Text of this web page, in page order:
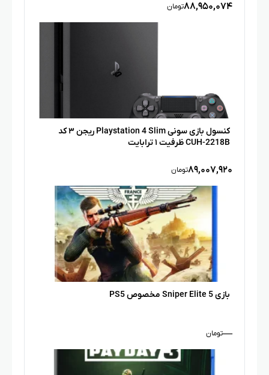
۸۸,۹۵۰,۰۷۴تومان
کنسول بازی سونی Playstation 4 Slim ریجن ۳ کد
CUH-2218B ظرفیت ۱ ترابایت
۸۹,۰۰۷,۹۲۰تومان
بازی Sniper Elite 5 مخصوص PS5
—تومان